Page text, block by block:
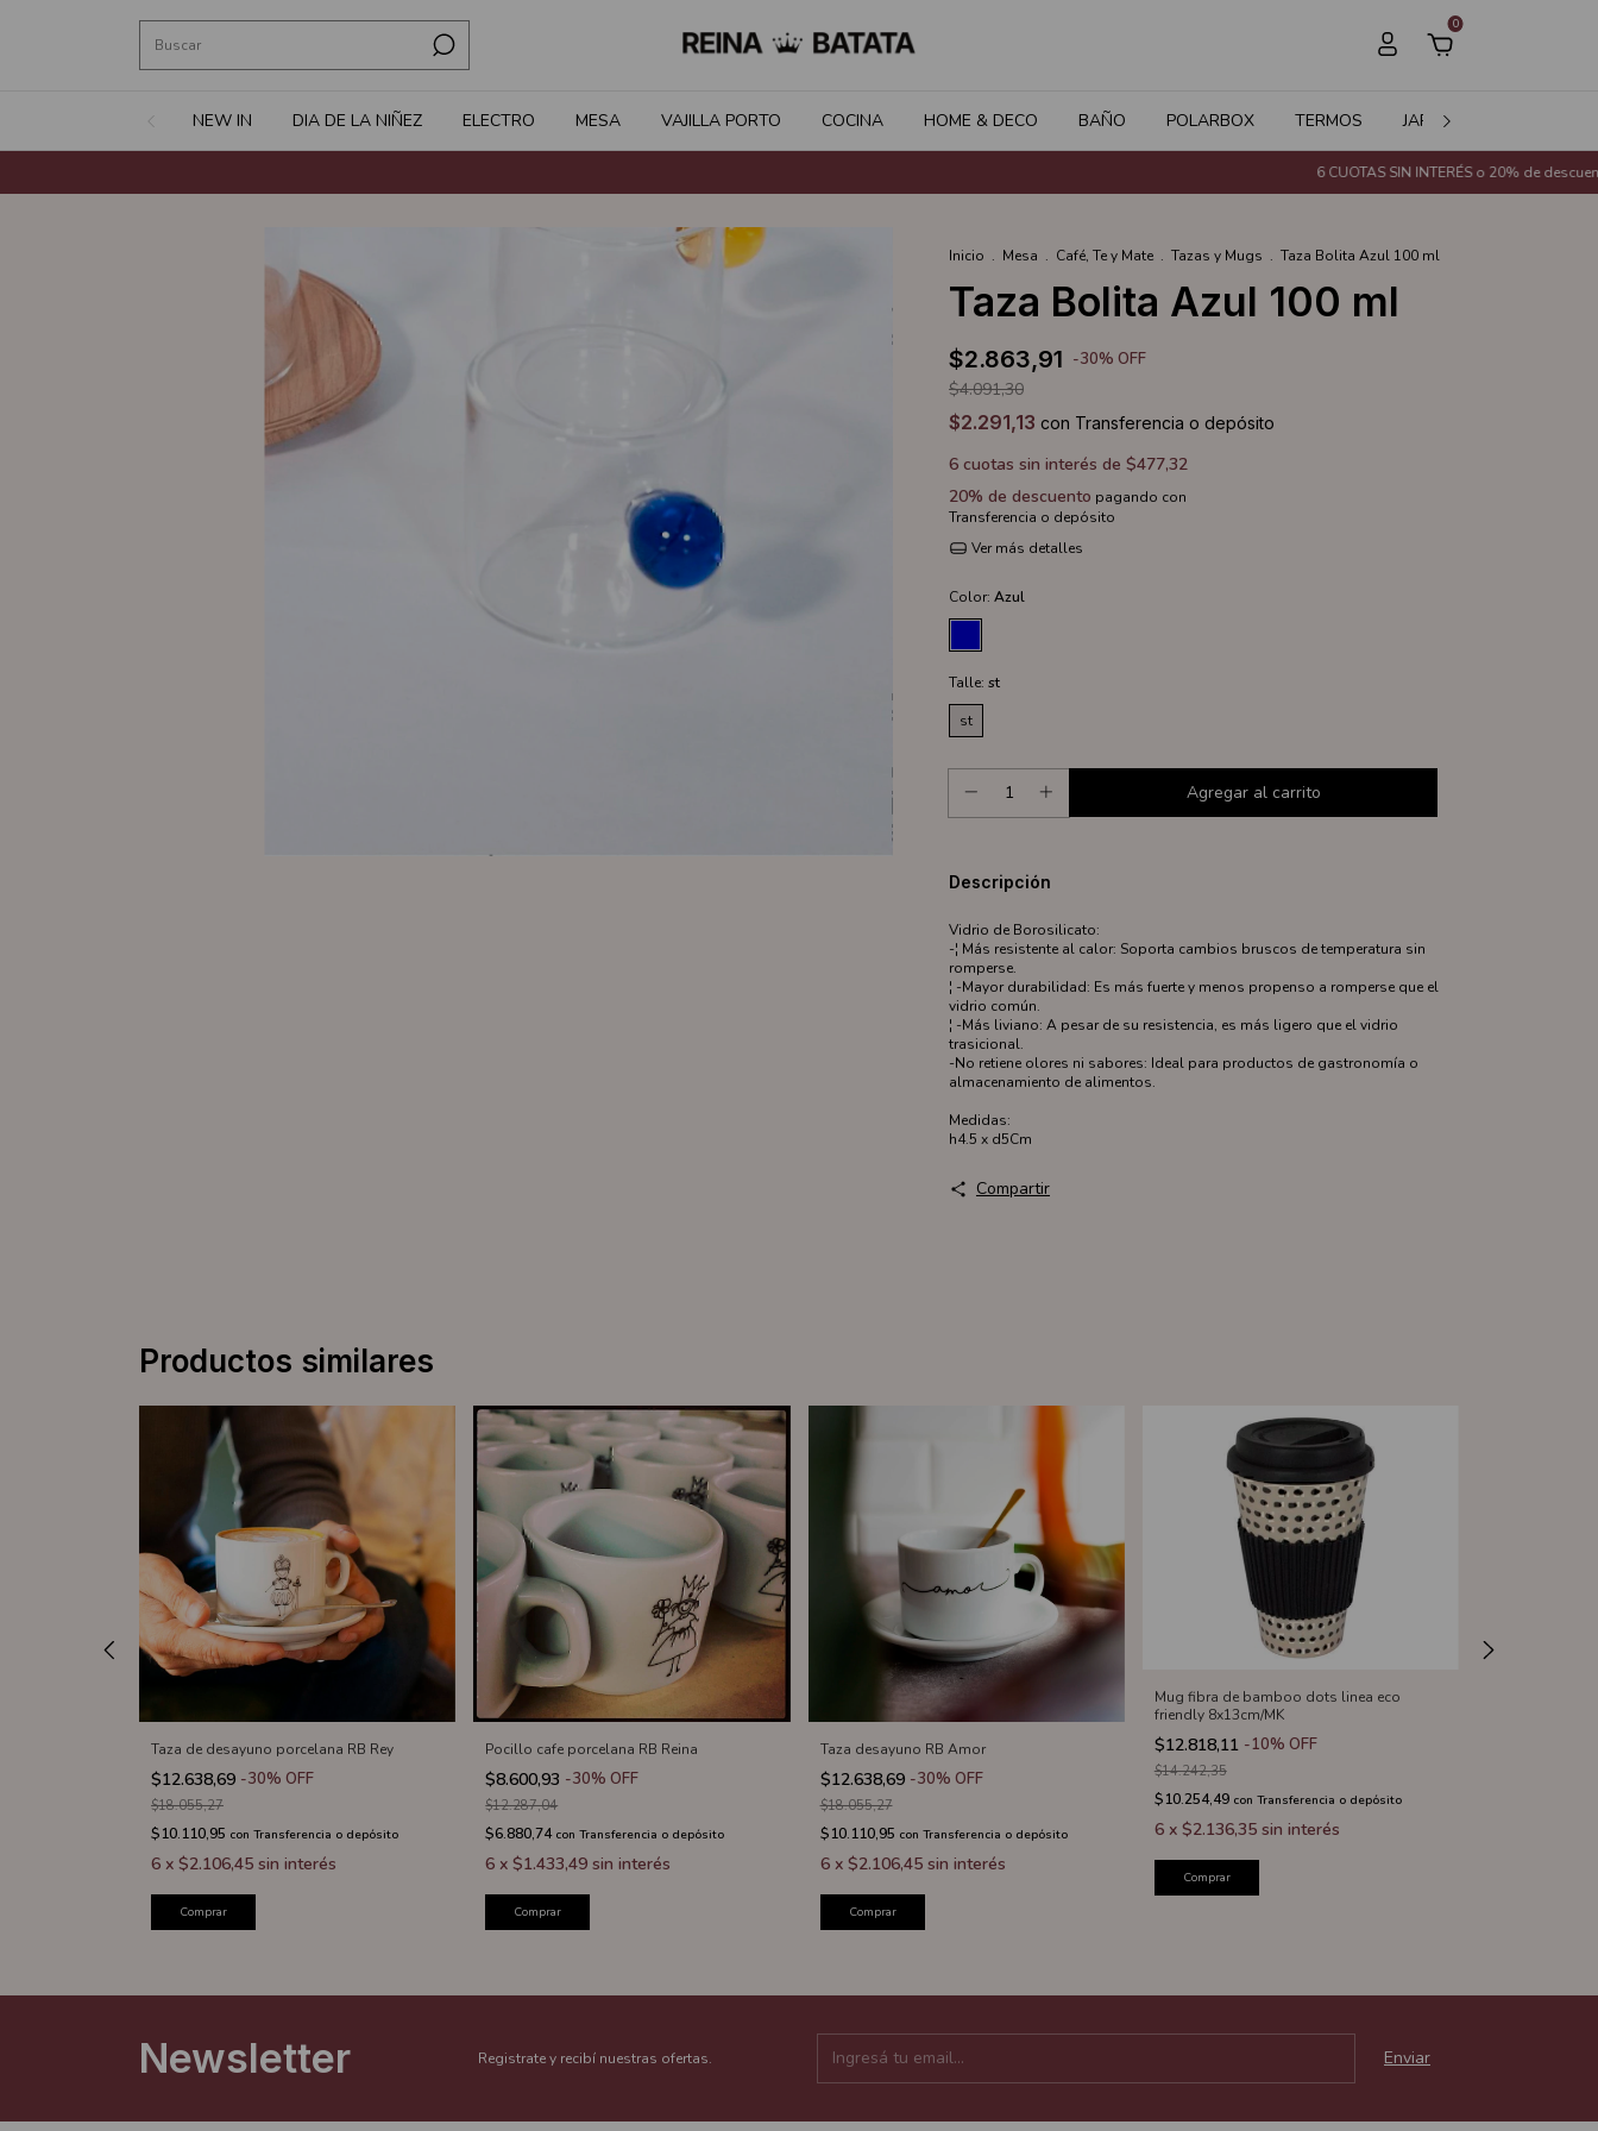
0
NEW IN DIA DE LA NIÑEZ ELECTRO MESA VAJILLA PORTO COCINA HOME & DECO BAÑO POLARBOX TERMOS JARDÍN
6 CUOTAS SIN INTERÉS o 20% de descuento con
Inicio . Mesa . Café, Te y Mate . Tazas y Mugs . Taza Bolita Azul 100 ml
Taza Bolita Azul 100 ml
$2.863,91 -30% OFF
$4.091,30
$2.291,13 con Transferencia o depósito
6 cuotas sin interés de $477,32
20% de descuento pagando con
Transferencia o depósito
Ver más detalles
Color: Azul
Talle: st
st
Descripción
Vidrio de Borosilicato:
-¦ Más resistente al calor: Soporta cambios bruscos de temperatura sin
romperse.
¦ -Mayor durabilidad: Es más fuerte y menos propenso a romperse que el
vidrio común.
¦ -Más liviano: A pesar de su resistencia, es más ligero que el vidrio
trasicional.
-No retiene olores ni sabores: Ideal para productos de gastronomía o
almacenamiento de alimentos.
Medidas:
h4.5 x d5Cm
Compartir
Productos similares
Taza de desayuno porcelana RB Rey
$12.638,69 -30% OFF
$18.055,27
$10.110,95 con Transferencia o depósito
6 x $2.106,45 sin interés
Comprar
Pocillo cafe porcelana RB Reina
$8.600,93 -30%OFF
$12.287,04
$6.880,74 con Transferencia o depósito
6 x$1.433,49 sin interés
Comprar
Taza desayuno RB Amor
$12.638,69 -30% OFF
$18.055,27
$10.110,95 con Transferencia o depósito
6 x $2.106,45 sin interés
Comprar
Mug fibra de bamboo dots linea eco
friendly 8x13cm/MK
$12.818,11 -10% OFF
$14.242,35
$10.254,49 con Transferencia o depósito
6 x $2.136,35 sin interés
Comprar
Newsletter Registrate y recibí nuestras ofertas.